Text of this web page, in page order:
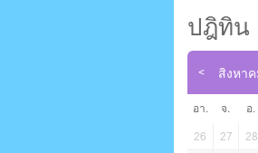
ปฎิทิน
อา. จ. อ.
26
27 28